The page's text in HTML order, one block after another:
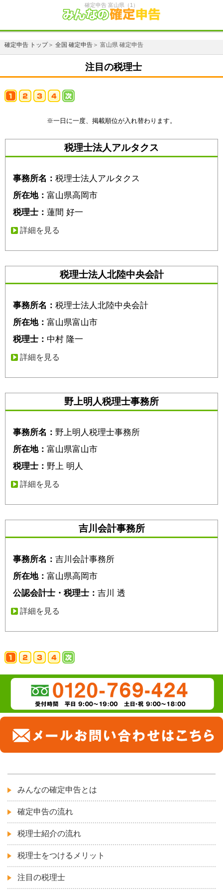
確定申告 富山県（1）
確定申告 トップ＞ 全国 確定申告＞ 富山県 確定申告
注目の税理士
※一日に一度、掲載順位が入れ替わります。
税理士法人アルタクス
事務所名： 税理士法人アルタクス
所在地： 富山県高岡市
税理士： 蓮間 好一
詳細を見る
税理士法人北陸中央会計
事務所名： 税理士法人北陸中央会計
所在地： 富山県富山市
税理士： 中村 隆一
詳細を見る
野上明人税理士事務所
事務所名： 野上明人税理士事務所
所在地： 富山県富山市
税理士： 野上 明人
詳細を見る
吉川会計事務所
事務所名： 吉川会計事務所
所在地： 富山県高岡市
公認会計士・税理士： 吉川 透
詳細を見る
みんなの確定申告とは
確定申告の流れ
税理士紹介の流れ
税理士をつけるメリット
注目の税理士